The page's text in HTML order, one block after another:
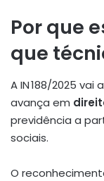
Por que
que
A IN 188/2025
avança em
previdência a
sociais.
O